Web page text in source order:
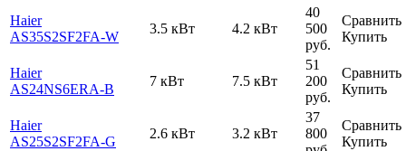
Haier
AS35S2SF2FA-W
3.5 кВт 4.2 кВт
40
500
руб.
Сравнить
Купить
Haier
AS24NS6ERA-B
7 кВт 7.5 кВт
51
200
руб.
Сравнить
Купить
Haier
AS25S2SF2FA-G
2.6 кВт 3.2 кВт
37
800
Сравнить
Купить